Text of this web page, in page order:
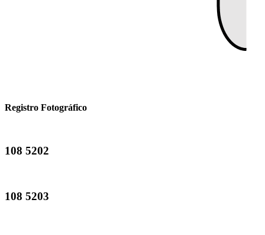
Registro Fotográfico
108 5202
108 5203